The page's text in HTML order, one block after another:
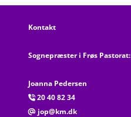
Kontakt
Sognepræster i Frøs Pastorat:
Joanna Pedersen
20 40 82 34
@ jop@km.dk